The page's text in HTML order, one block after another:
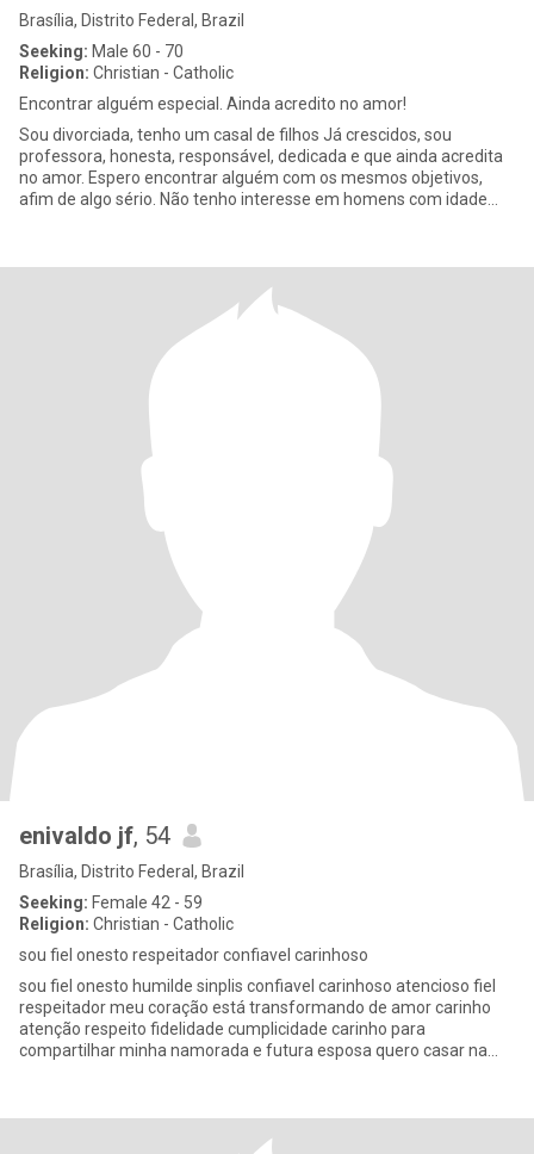
Brasília, Distrito Federal, Brazil
Seeking: Male 60 - 70
Religion: Christian - Catholic
Encontrar alguém especial. Ainda acredito no amor!
Sou divorciada, tenho um casal de filhos Já crescidos, sou
professora, honesta, responsável, dedicada e que ainda acredita
no amor. Espero encontrar alguém com os mesmos objetivos,
afim de algo sério. Não tenho interesse em homens com idade
enivaldo jf, 54
Brasília, Distrito Federal, Brazil
Seeking: Female 42 - 59
Religion: Christian - Catholic
sou fiel onesto respeitador confiavel carinhoso
sou fiel onesto humilde sinplis confiavel carinhoso atencioso fiel
respeitador meu coração está transformando de amor carinho
atenção respeito fidelidade cumplicidade carinho para
compartilhar minha namorada e futura esposa quero casar na